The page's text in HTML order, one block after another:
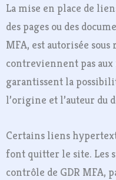
La mise en place de
des pages ou des
MFA, est autorisée
contreviennent pas aux
garantissent la
l’origine et l’auteur du
Certains liens
font quitter le site. Les
contrôle de GDR MFA,